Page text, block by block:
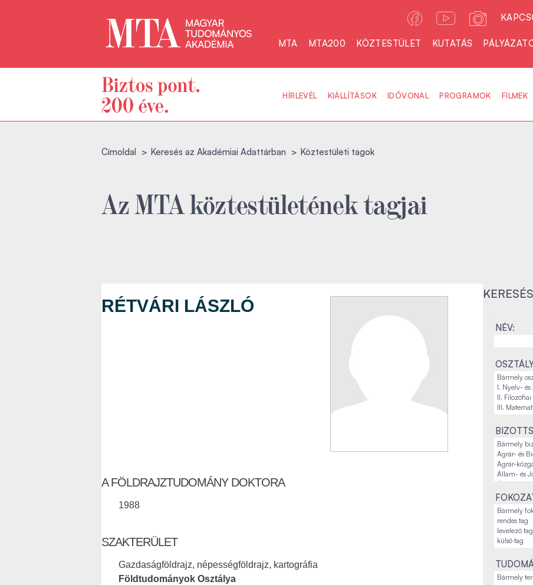
MTA MTA200 KÖZTESTÜLET KUTATÁS
HÍRLEVÉL KIÁLLÍTÁSOK IDŐVONAL PROGRAMOK FILMEK
Címoldal Keresés az Akadémiai Adattárban Köztestületi tagok
Az MTA köztestületének tagjai
RÉTVÁRI LÁSZLÓ
A FÖLDRAJZTUDOMÁNY DOKTORA
1988
SZAKTERÜLET
Gazdaságföldrajz, népességföldrajz, kartográfia
Földtudományok Osztálya
NÉV: